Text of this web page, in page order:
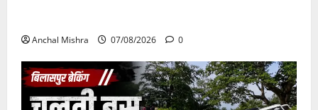
Anchal Mishra 07/08/2026 0